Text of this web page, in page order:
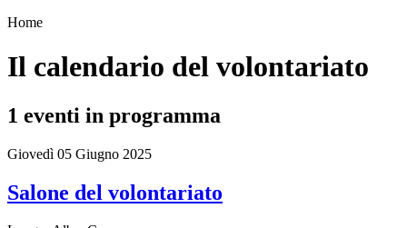
Home
Il calendario del volontariato
1 eventi in programma
Giovedì 05 Giugno 2025
Salone del volontariato